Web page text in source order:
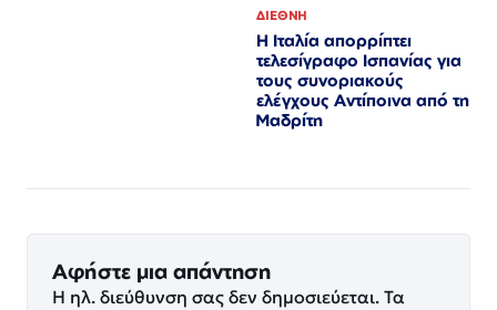
ΔΙΕΘΝΗ
Η Ιταλία απορρίπτει
τελεσίγραφο Ισπανίας για
τους συνοριακούς
ελέγχους Αντίποινα από τη
Μαδρίτη
Αφήστε μια απάντηση
Η ηλ. διεύθυνση σας δεν δημοσιεύεται. Τα